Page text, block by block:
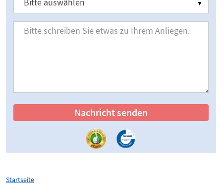
Startseite
Nachricht senden